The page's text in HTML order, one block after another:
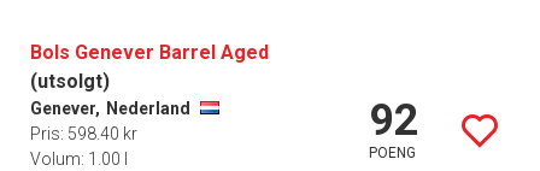
Bols Genever Barrel Aged
(utsolgt)
Genever, Nederland
Pris: 598.40 kr
Volum: 1.00 l
92
POENG